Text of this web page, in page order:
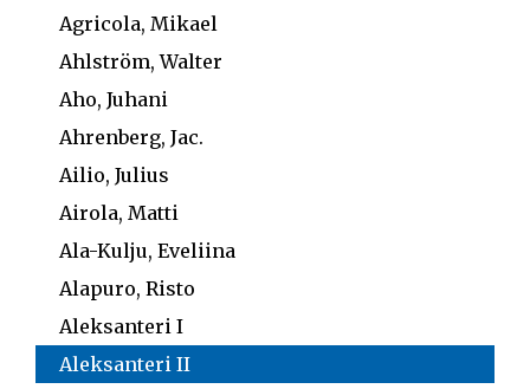
Agricola, Mikael
Ahlström, Walter
Aho, Juhani
Ahrenberg, Jac.
Ailio, Julius
Airola, Matti
Ala-Kulju, Eveliina
Alapuro, Risto
Aleksanteri I
Aleksanteri II